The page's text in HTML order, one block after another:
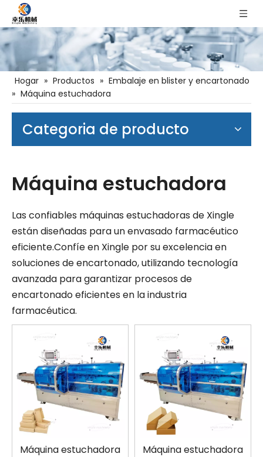
Hogar » Productos » Embalaje en blister y encartonado
» Máquina estuchadora
Categoria de producto
Máquina estuchadora
Las confiables máquinas estuchadoras de Xingle
están diseñadas para un envasado farmacéutico
eficiente.Confíe en Xingle por su excelencia en
soluciones de encartonado, utilizando tecnología
avanzada para garantizar procesos de
encartonado eficientes en la industria
farmacéutica.
Máquina estuchadora
Máquina estuchadora